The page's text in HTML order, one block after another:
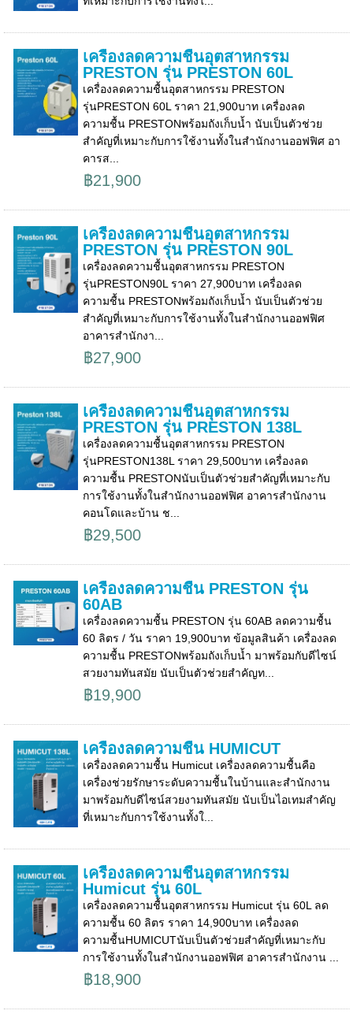
เครื่องลดความชื้นอุตสาหกรรม
PRESTON รุ่น PRESTON 60L
เครื่องลดความชื้นอุตสาหกรรม PRESTON
รุ่นPRESTON 60L ราคา 21,900บาท เครื่องลด
ความชื้น PRESTONพร้อมถังเก็บน้ำ นับเป็นตัวช่วย
สำคัญที่เหมาะกับการใช้งานทั้งในสำนักงานออฟฟิศ อา
คารส...
฿21,900
เครื่องลดความชื้นอุตสาหกรรม
PRESTON รุ่น PRESTON 90L
เครื่องลดความชื้นอุตสาหกรรม PRESTON
รุ่นPRESTON90L ราคา 27,900บาท เครื่องลด
ความชื้น PRESTONพร้อมถังเก็บน้ำ นับเป็นตัวช่วย
สำคัญที่เหมาะกับการใช้งานทั้งในสำนักงานออฟฟิศ
อาคารสำนักงา...
฿27,900
เครื่องลดความชื้นอุตสาหกรรม
PRESTON รุ่น PRESTON 138L
เครื่องลดความชื้นอุตสาหกรรม PRESTON
รุ่นPRESTON138L ราคา 29,500บาท เครื่องลด
ความชื้น PRESTONนับเป็นตัวช่วยสำคัญที่เหมาะกับ
การใช้งานทั้งในสำนักงานออฟฟิศ อาคารสำนักงาน
คอนโดและบ้าน ช...
฿29,500
เครื่องลดความชื้น PRESTON รุ่น
60AB
เครื่องลดความชื้น PRESTON รุ่น 60AB ลดความชื้น
60 ลิตร / วัน ราคา 19,900บาท ข้อมูลสินค้า เครื่องลด
ความชื้น PRESTONพร้อมถังเก็บน้ำ มาพร้อมกับดีไซน์
สวยงามทันสมัย นับเป็นตัวช่วยสำคัญท...
฿19,900
เครื่องลดความชื้น HUMICUT
เครื่องลดความชื้น Humicut เครื่องลดความชื้นคือ
เครื่องช่วยรักษาระดับความชื้นในบ้านและสำนักงาน
มาพร้อมกับดีไซน์สวยงามทันสมัย นับเป็นไอเทมสำคัญ
ที่เหมาะกับการใช้งานทั้งใ...
เครื่องลดความชื้นอุตสาหกรรม
Humicut รุ่น 60L
เครื่องลดความชื้นอุตสาหกรรม Humicut รุ่น 60L ลด
ความชื้น 60 ลิตร ราคา 14,900บาท เครื่องลด
ความชื้นHUMICUTนับเป็นตัวช่วยสำคัญที่เหมาะกับ
การใช้งานทั้งในสำนักงานออฟฟิศ อาคารสำนักงาน ...
฿18,900